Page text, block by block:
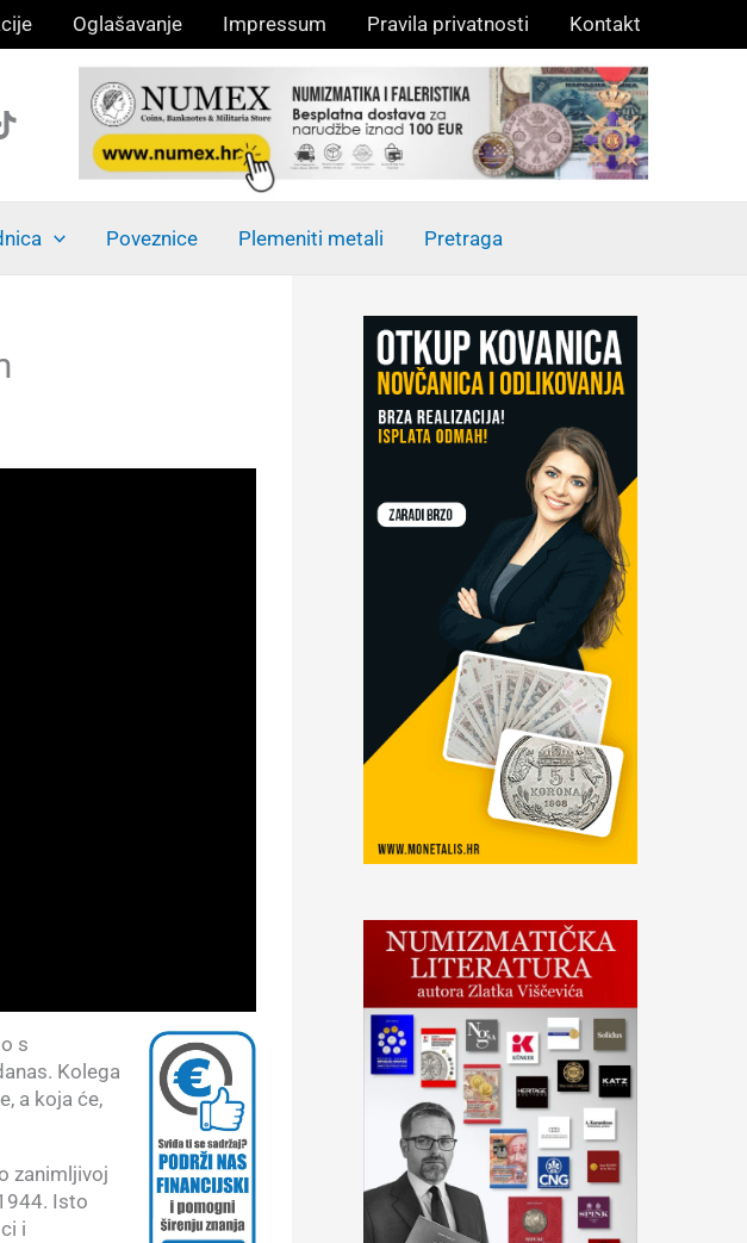
Oglašavanje Impressum Pravila privatnosti Kontakt
Poveznice Plemeniti metali Pretraga
s
Kolega
a koja će,
zanimljivoj
Isto
i